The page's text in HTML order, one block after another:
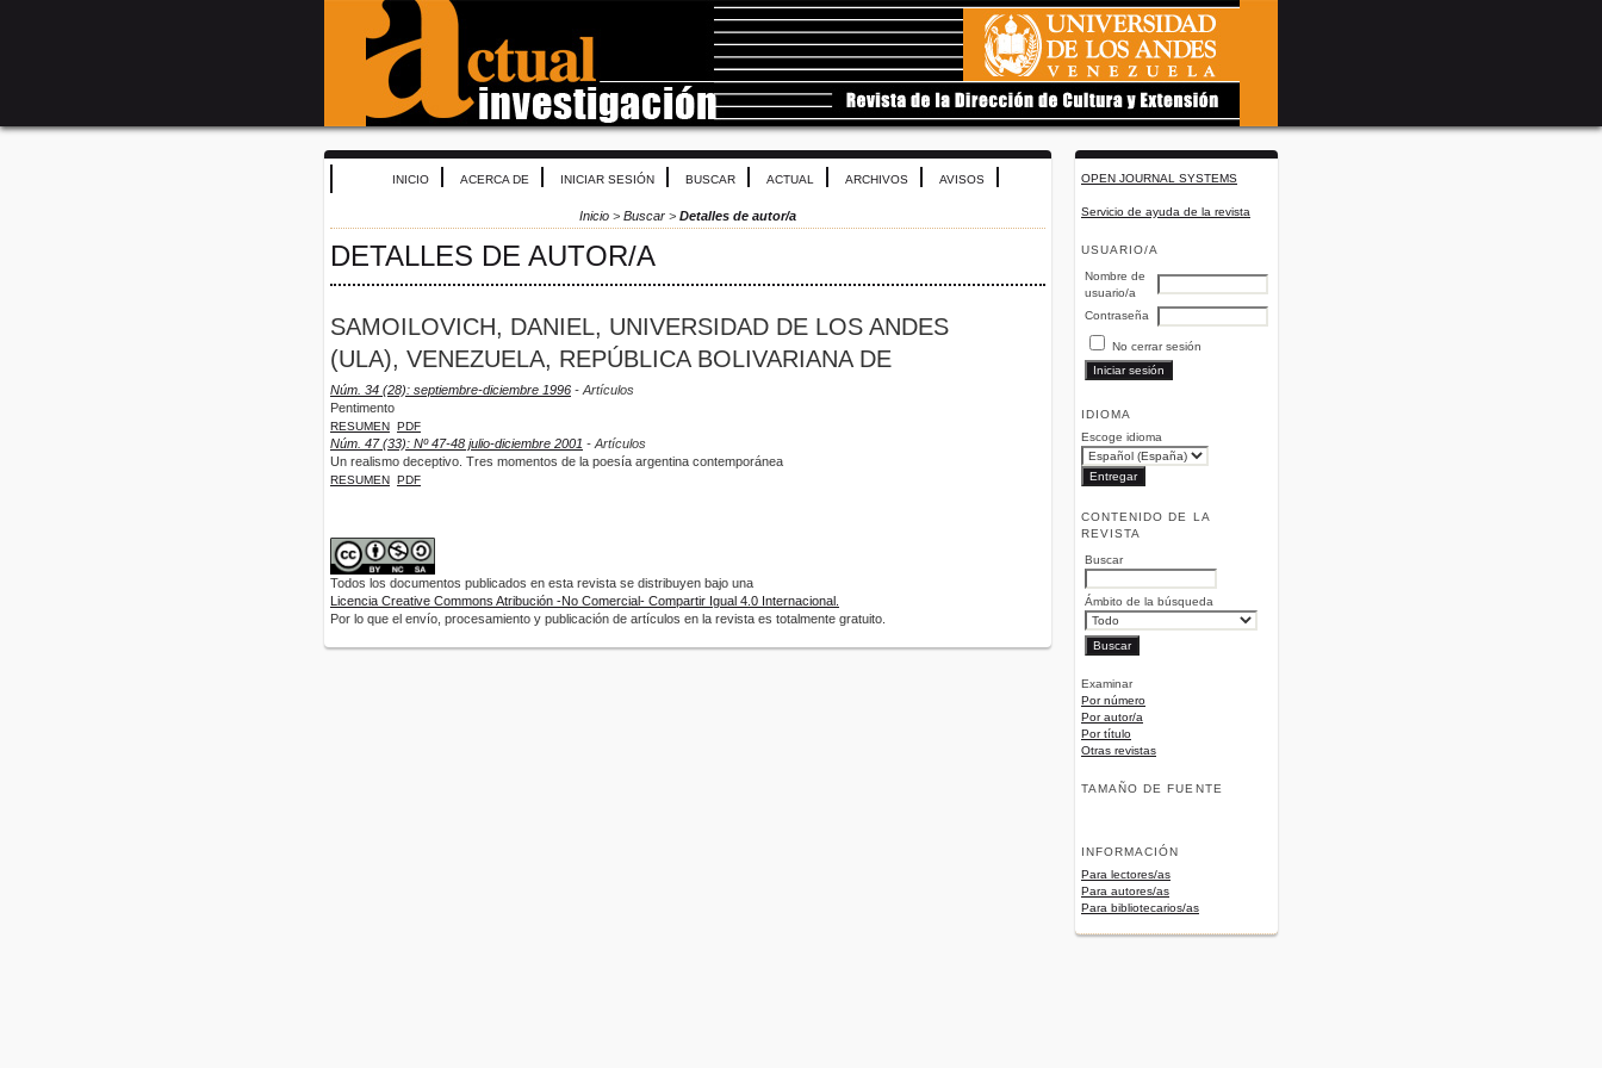
OPEN JOURNAL SYSTEMS
Servicio de ayuda de la revista
USUARIO/A
Nombre de
usuario/a
Contraseña
No cerrar sesión
IDIOMA
Escoge idioma
CONTENIDO DE LA
REVISTA
Buscar
Ámbito de la búsqueda
Examinar
Por número
Por autor/a
Por título
Otras revistas
TAMAÑO DE FUENTE
INFORMACIÓN
Para lectores/as
Para autores/as
Para bibliotecarios/as
INICIO ACERCA DE INICIAR SESIÓN BUSCAR ACTUAL ARCHIVOS AVISOS
Inicio > Buscar > Detalles de autor/a
DETALLES DE AUTOR/A
SAMOILOVICH, DANIEL, UNIVERSIDAD DE LOS ANDES
(ULA), VENEZUELA, REPÚBLICA BOLIVARIANA DE
Núm. 34 (28): septiembre-diciembre 1996 - Artículos
Pentimento
RESUMEN PDF
Núm. 47 (33): Nº 47-48 julio-diciembre 2001 - Artículos
Un realismo deceptivo. Tres momentos de la poesía argentina contemporánea
RESUMEN PDF
Todos los documentos publicados en esta revista se distribuyen bajo una
Licencia Creative Commons Atribución -No Comercial- Compartir Igual 4.0 Internacional.
Por lo que el envío, procesamiento y publicación de artículos en la revista es totalmente gratuito.